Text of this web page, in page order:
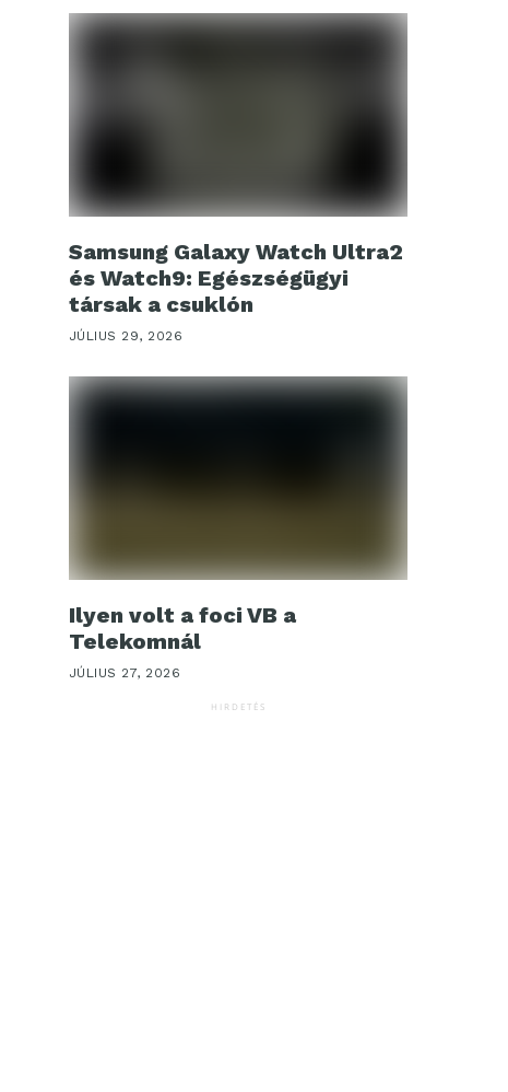
Samsung Galaxy Watch Ultra2
és Watch9: Egészségügyi
társak a csuklón
JÚLIUS 29, 2026
Ilyen volt a foci VB a
Telekomnál
JÚLIUS 27, 2026
HIRDETÉS